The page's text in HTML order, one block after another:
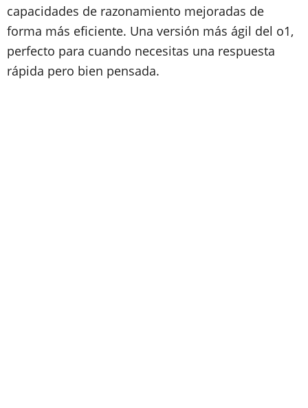
capacidades de razonamiento mejoradas de
forma más eficiente. Una versión más ágil del o1,
perfecto para cuando necesitas una respuesta
rápida pero bien pensada.